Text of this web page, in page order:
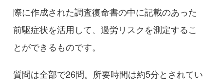
際に作成された調査復命書の中に記載のあった
前駆症状を活用して、過労リスクを測定するこ
とができるものです。
質問は全部で26問。所要時間は約5分とされてい